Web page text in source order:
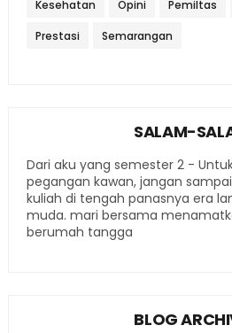
Kesehatan Opini Pemiltas
Prestasi Semarangan
SALAM-
Dari aku yang semester 2 -
pegangan kawan, jangan
kuliah di tengah panasnya era
muda. mari bersama
berumah tangga
BLOG